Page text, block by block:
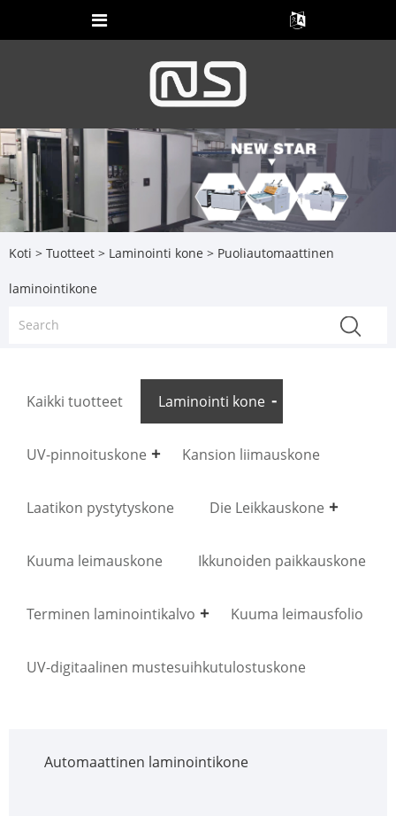
Koti > Tuotteet > Laminointi kone > Puoliautomaattinen
laminointikone
Kaikki tuotteet Laminointi kone
UV-pinnoituskone Kansion liimauskone
Laatikon pystytyskone Die Leikkauskone
Kuuma leimauskone Ikkunoiden paikkauskone
Terminen laminointikalvo Kuuma leimausfolio
UV-digitaalinen mustesuihkutulostuskone
Automaattinen laminointikone